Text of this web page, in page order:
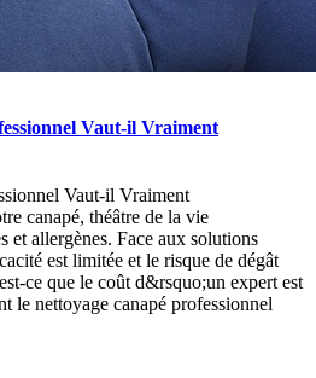
Vaut-il Vraiment
Vaut-il Vraiment
canapé, théâtre de la vie
et allergènes. Face aux solutions
est limitée et le risque de dégât
ce que le coût d&rsquo;un expert est
le nettoyage canapé professionnel